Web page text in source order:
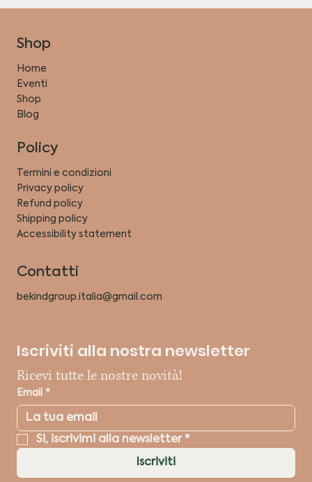
Shop
Home
Eventi
Shop
Blog
Policy
Termini e condizioni
Privacy policy
Refund policy
Shipping policy
Accessibility statement
Contatti
bekindgroup.italia@gmail.com
Iscriviti alla nostra newsletter
Ricevi tutte le nostre novità!
Email *
Si, iscrivimi alla newsletter *
Iscriviti